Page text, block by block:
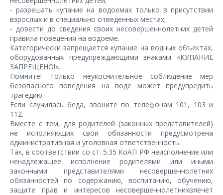
- разрешать купание на водоемах только в присутствии
взрослых и в специально отведенных местах;
- довести до сведения своих несовершеннолетних детей
правила поведения на водоеме.
Категорически запрещается купание на водных объектах,
оборудованных предупреждающими знаками «КУПАНИЕ
ЗАПРЕЩЕНО!».
Помните! Только неукоснительное соблюдение мер
безопасного поведения на воде может предупредить
трагедию.
Если случилась беда, звоните по телефонам 101, 103 и
112.
Вместе с тем, для родителей (законных представителей)
не исполняющих свои обязанности предусмотрена
административная и уголовная ответственность.
Так, в соответствии со ст. 5.35 КоАП РФ неисполнение или
ненадлежащее исполнение родителями или иными
законными представителями несовершеннолетних
обязанностей по содержанию, воспитанию, обучению,
защите прав и интересов несовершеннолетнихвлечет